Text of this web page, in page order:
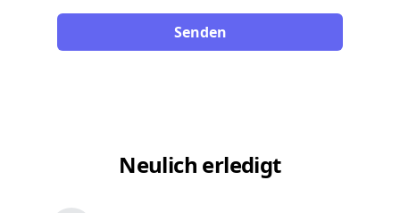
Senden
Neulich erledigt